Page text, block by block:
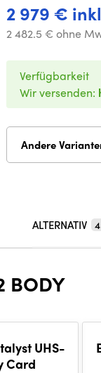
2 979 €
2 482.5 € ohne
Verfügbarkeit
Wir versenden:
ALTERNATIV 4
BODY
UHS-
Card